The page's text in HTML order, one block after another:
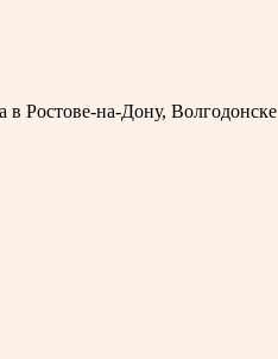
в Ростове-на-Дону, Волгодонске